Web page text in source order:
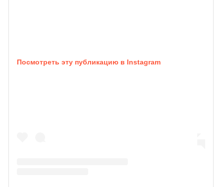
Посмотреть эту публикацию в Instagram